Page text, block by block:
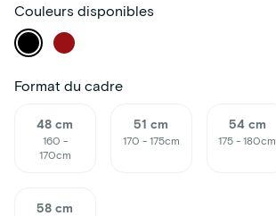
Couleurs disponibles
Format du cadre
48 cm
160 -
170cm
51 cm
170 - 175cm
54 cm
175 - 180cm
58 cm